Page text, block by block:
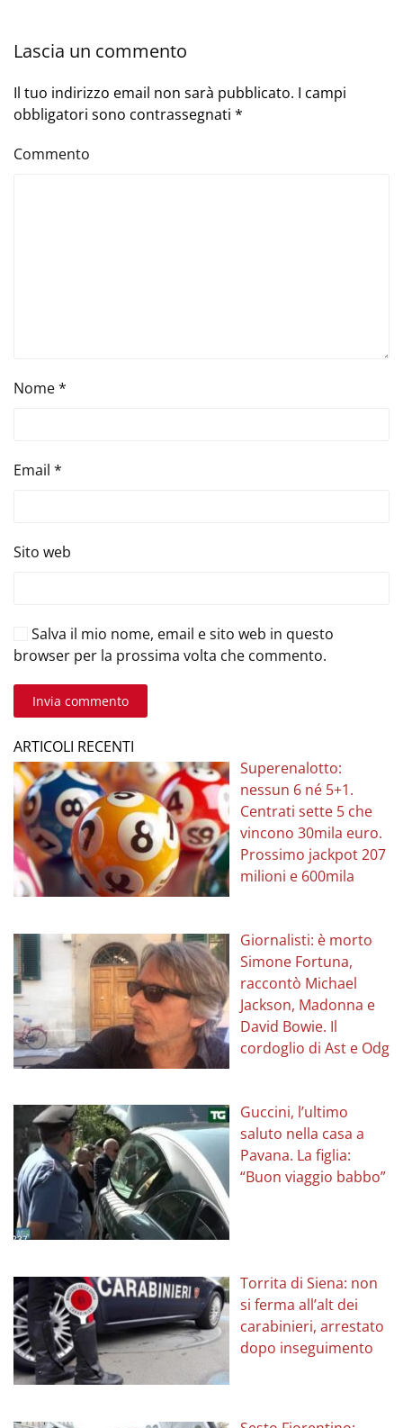
Lascia un commento
Il tuo indirizzo email non sarà pubblicato. I campi
obbligatori sono contrassegnati *
Commento
Nome*
Email *
Sito web
Salva il mio nome, email e sito web in questo
browser per la prossima volta che commento.
Invia commento
ARTICOLI RECENTI
Superenalotto:
nessun 6 né 5+1.
Centrati sette 5 che
vincono 30mila euro.
Prossimo jackpot 207
milioni e 600mila
Giornalisti: è morto
Simone Fortuna,
raccontò Michael
Jackson, Madonna e
David Bowie. Il
cordoglio di Ast e Odg
Guccini, l’ultimo
saluto nella casa a
Pavana. La figlia:
“Buon viaggio babbo”
Torrita di Siena: non
si ferma all’alt dei
carabinieri, arrestato
dopo inseguimento